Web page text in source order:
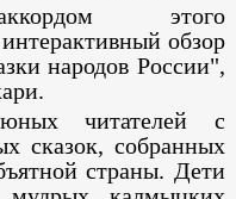
этого
обзор
народов России",
читателей с
сказок, собранных
страны. Дети